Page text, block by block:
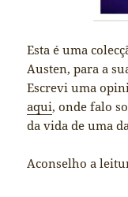
Esta é uma
Austen, para a
Escrevi uma
aqui, onde falo
da vida de uma
Aconselho a